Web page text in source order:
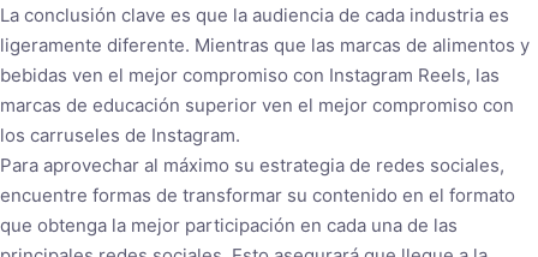
La conclusión clave es que la audiencia de cada industria es
ligeramente diferente. Mientras que las marcas de alimentos y
bebidas ven el mejor compromiso con Instagram Reels, las
marcas de educación superior ven el mejor compromiso con
los carruseles de Instagram.
Para aprovechar al máximo su estrategia de redes sociales,
encuentre formas de transformar su contenido en el formato
que obtenga la mejor participación en cada una de las